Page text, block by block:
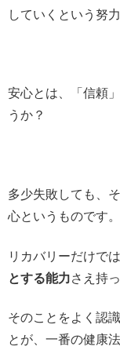
していくという努
安心とは、「信頼
うか？
多少失敗しても、
心というものです。
リカバリーだけで
とする能力さえ持
そのことをよく認
とが、一番の健康